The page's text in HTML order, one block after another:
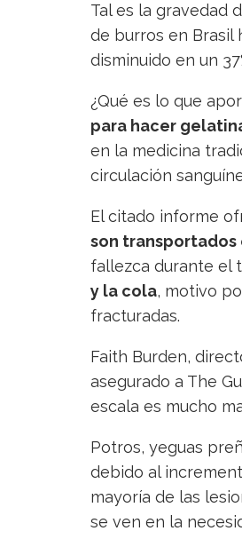
Tal es la gravedad
de burros en Brasil
disminuido en un
¿Qué es lo que
para hacer
en la medicina
circulación
El citado informe
son transportados
fallezca durante el
y la cola, motivo
fracturadas.
Faith Burden,
asegurado a The
escala es mucho
Potros, yeguas
debido al
mayoría de las
se ven en la